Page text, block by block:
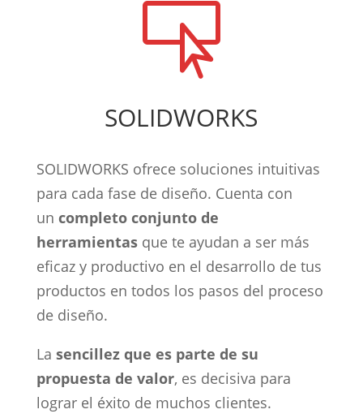

SOLIDWORKS
SOLIDWORKS ofrece soluciones intuitivas
para cada fase de diseño. Cuenta con
un completo conjunto de
herramientasque te ayudan a ser más
eficaz y productivo en el desarrollo de tus
productos en todos los pasos del proceso
de diseño.
La sencillez que es parte de su
propuesta de valor, es decisiva para
lograr el éxito de muchos clientes.